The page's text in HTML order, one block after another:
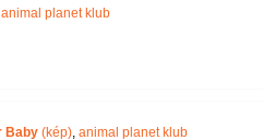
animal planet klub
Baby (kép), animal planet klub